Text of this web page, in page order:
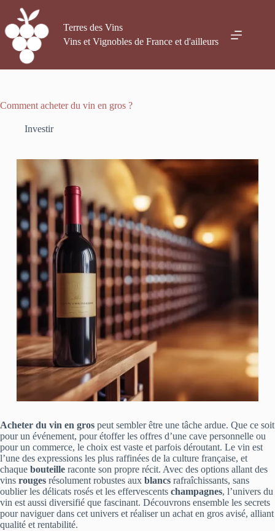
contenu
Terres des Vins
Vins et Vignobles de France et d'ailleurs
Comment acheter du vin en gros ?
Investir
Acheter du vin en gros peut sembler être une tâche ardue. Que ce soit
pour un événement, pour étoffer les offres d’une cave personnelle ou
pour un commerce, le choix est vaste et parfois déroutant. Le vin est
l’une des expressions les plus raffinées de la culture française, et
chaque bouteille raconte son propre récit. Avec des options allant des
vins rouges résolument robustes aux blancs rafraîchissants, sans
oublier les délicats rosés et les effervescents champagnes, l’univers du
vin est aussi diversifié que fascinant. Découvrons ensemble les secrets
pour naviguer dans cet univers et réaliser un achat en gros avisé, alliant
qualité et rentabilité.